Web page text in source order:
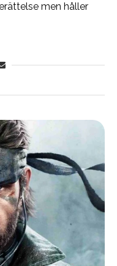
men håller